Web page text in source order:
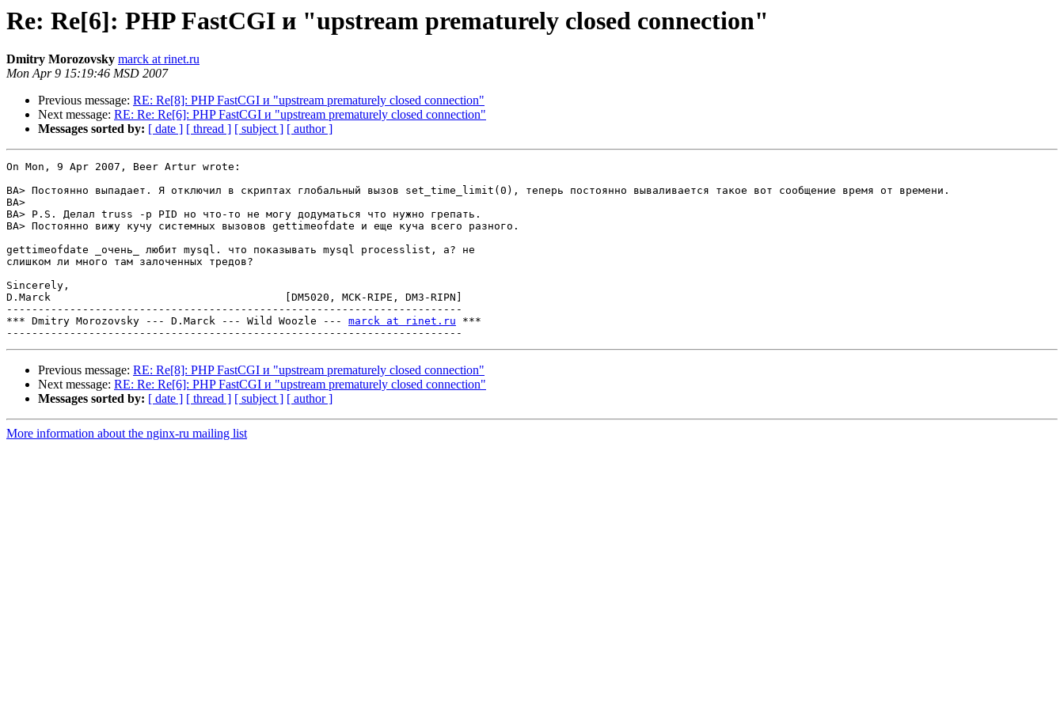
Re: Re[6]: PHP FastCGI и "upstream prematurely closed connection"
Dmitry Morozovsky marck at rinet.ru
Mon Apr 9 15:19:46 MSD 2007
Previous message: RE: Re[8]: PHP FastCGI и "upstream prematurely closed connection"
Next message: RE: Re: Re[6]: PHP FastCGI и "upstream prematurely closed connection"
Messages sorted by: [ date ] [ thread ] [ subject ] [ author ]
On Mon, 9 Apr 2007, Beer Artur wrote:
BA> Постоянно выпадает. Я отключил в скриптах глобальный вызов set_time_limit(0), теперь постоянно вываливается такое вот сообщение время от времени.
BA>
BA> P.S. Делал truss -p PID но что-то не могу додуматься что нужно грепать.
BA> Постоянно вижу кучу системных вызовов gettimeofdate и еще куча всего разного.
gettimeofdate _очень_ любит mysql. что показывать mysql processlist, а? не
слишком ли много там залоченных тредов?
Sincerely,
D.Marck                                     [DM5020, MCK-RIPE, DM3-RIPN]
------------------------------------------------------------------------
*** Dmitry Morozovsky --- D.Marck --- Wild Woozle --- marck at rinet.ru ***
Previous message: RE: Re[8]: PHP FastCGI и "upstream prematurely closed connection"
Next message: RE: Re: Re[6]: PHP FastCGI и "upstream prematurely closed connection"
Messages sorted by: [ date ] [ thread ] [ subject ] [ author ]
More information about the nginx-ru mailing list